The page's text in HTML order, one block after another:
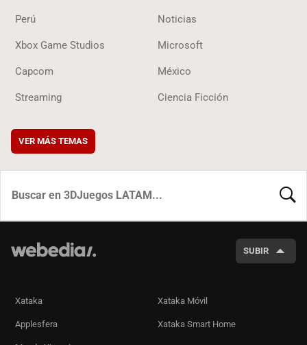
Perú Noticias
Xbox Game Studios Microsoft
Capcom México
Streaming Ciencia Ficción
VER MÁS TEMAS
SUBIR
Xataka Xataka Móvil
Applesfera Xataka Smart Home